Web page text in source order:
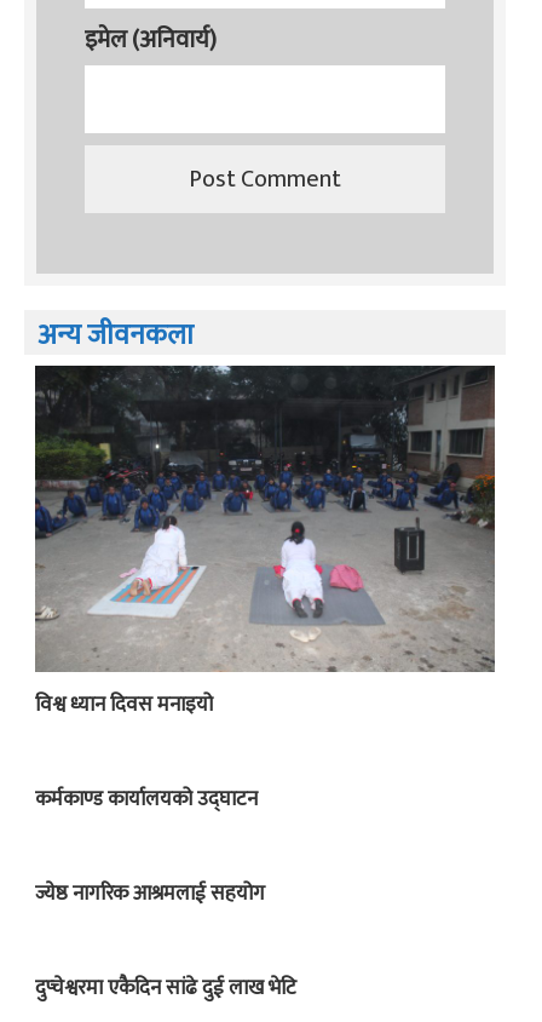
इमेल (अनिवार्य)
अन्य जीवनकला
विश्व ध्यान दिवस मनाइयो
कर्मकाण्ड कार्यालयको उद्घाटन
ज्येष्ठ नागरिक आश्रमलाई सहयोग
दुप्चेश्वरमा एकैदिन सांढे दुई लाख भेटि